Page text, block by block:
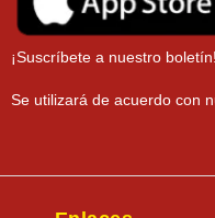
¡Suscríbete a nuestro boletín!
Se utilizará de acuerdo con